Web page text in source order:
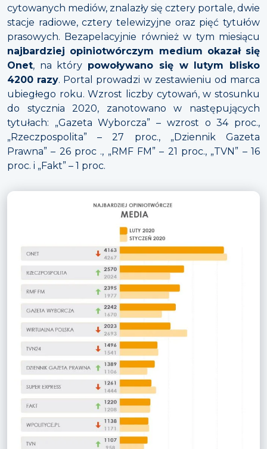
cytowanych mediów, znalazły się cztery portale, dwie
stacje radiowe, cztery telewizyjne oraz pięć tytułów
prasowych. Bezapelacyjnie również w tym miesiącu
najbardziej opiniotwórczym medium okazał się
Onet, na który powoływano się w lutym blisko
4200 razy. Portal prowadzi w zestawieniu od marca
ubiegłego roku. Wzrost liczby cytowań, w stosunku
do stycznia 2020, zanotowano w następujących
tytułach: „Gazeta Wyborcza” – wzrost o 34 proc.,
„Rzeczpospolita” – 27 proc., „Dziennik Gazeta
Prawna” – 26 proc ., „RMF FM” – 21 proc., „TVN” – 16
proc. i „Fakt” – 1 proc.